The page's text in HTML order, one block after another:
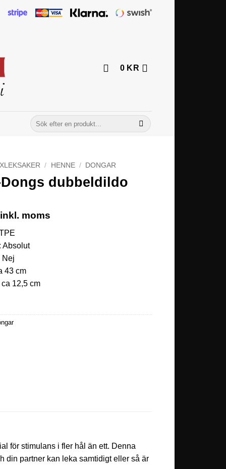
0 KR
Sök
efter:
/ HENNE / DONGAR
dubbeldildo
inkl. moms
Absolut
Nej
43 cm
ca 12,5 cm
för stimulans i fler hål än ett. Denna
din partner kan leka samtidigt eller så är